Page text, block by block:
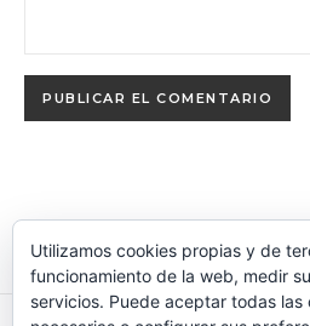
Utilizamos cookies propias y de
funcionamiento de la web, medir
servicios. Puede aceptar todas